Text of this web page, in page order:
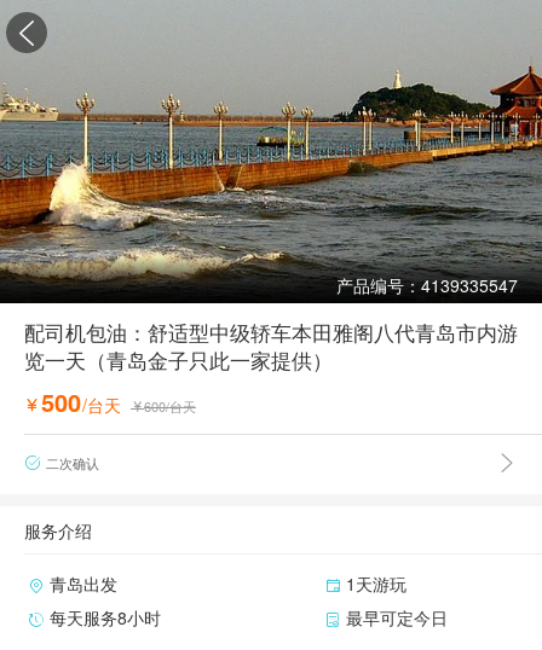

产品编号：4139335547
配司机包油：舒适型中级轿车本田雅阁八代青岛市内游
览一天（青岛金子只此一家提供）
 500/台天 600/台天
 二次确认 
服务介绍
青岛出发
1天游玩
每天服务8小时
最早可定今日